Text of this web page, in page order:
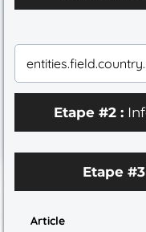
Etape #2 :
Etape
Article